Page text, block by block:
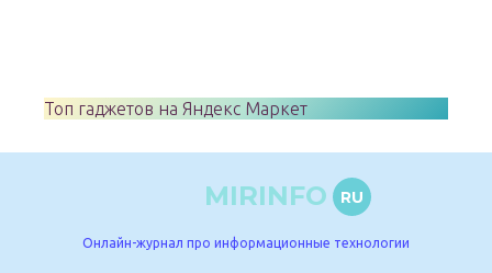
Топ гаджетов на Яндекс Маркет
MIRINFO RU
Онлайн-журнал про информационные технологии